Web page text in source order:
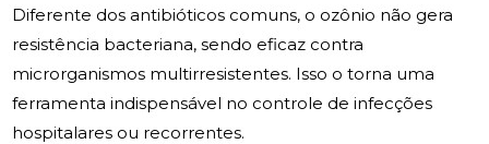
Diferente dos antibióticos comuns, o ozônio não gera
resistência bacteriana, sendo eficaz contra
microrganismos multirresistentes. Isso o torna uma
ferramenta indispensável no controle de infecções
hospitalares ou recorrentes.